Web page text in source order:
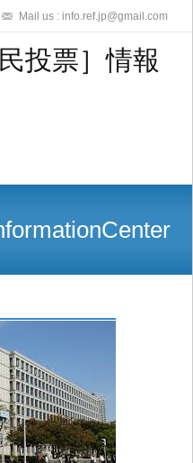
Mail us : info.ref.jp@gmail.com
投票］情報